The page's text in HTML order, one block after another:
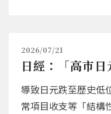
2026/07/21
日經：「高市
導致日元跌至歷史低
常項目收支等「結構